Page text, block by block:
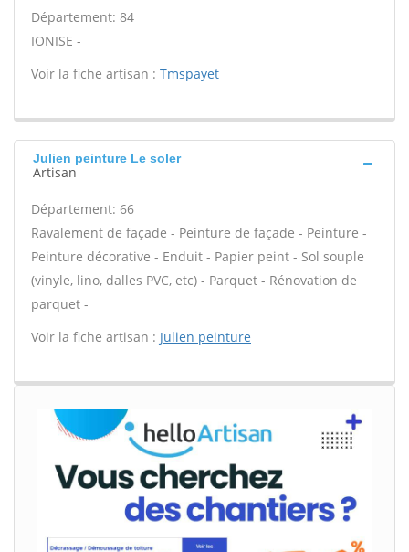
Département: 84
IONISE -
Voir la fiche artisan : Tmspayet
Julien peinture Le soler
Artisan
Département: 66
Ravalement de façade - Peinture de façade - Peinture -
Peinture décorative - Enduit - Papier peint - Sol souple
(vinyle, lino, dalles PVC, etc) - Parquet - Rénovation de
parquet -
Voir la fiche artisan : Julien peinture